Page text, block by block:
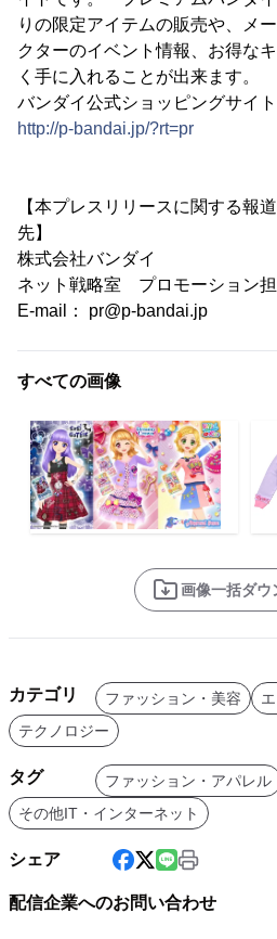
りの限定アイテムの販売や、メ
クターのイベント情報、お得な
く手に入れることが出来ます。
バンダイ公式ショッピングサイ
http://p-bandai.jp/?rt=pr
【本プレスリリースに関する報
先】
株式会社バンダイ
ネット戦略室 プロモーション
E-mail： pr@p-bandai.jp
すべての画像
画像一括ダウ
カテゴリ ファッション・美容
テクノロジー
タグ ファッション・アパレル
その他IT・インターネット
シェア
配信企業へのお問い合わせ